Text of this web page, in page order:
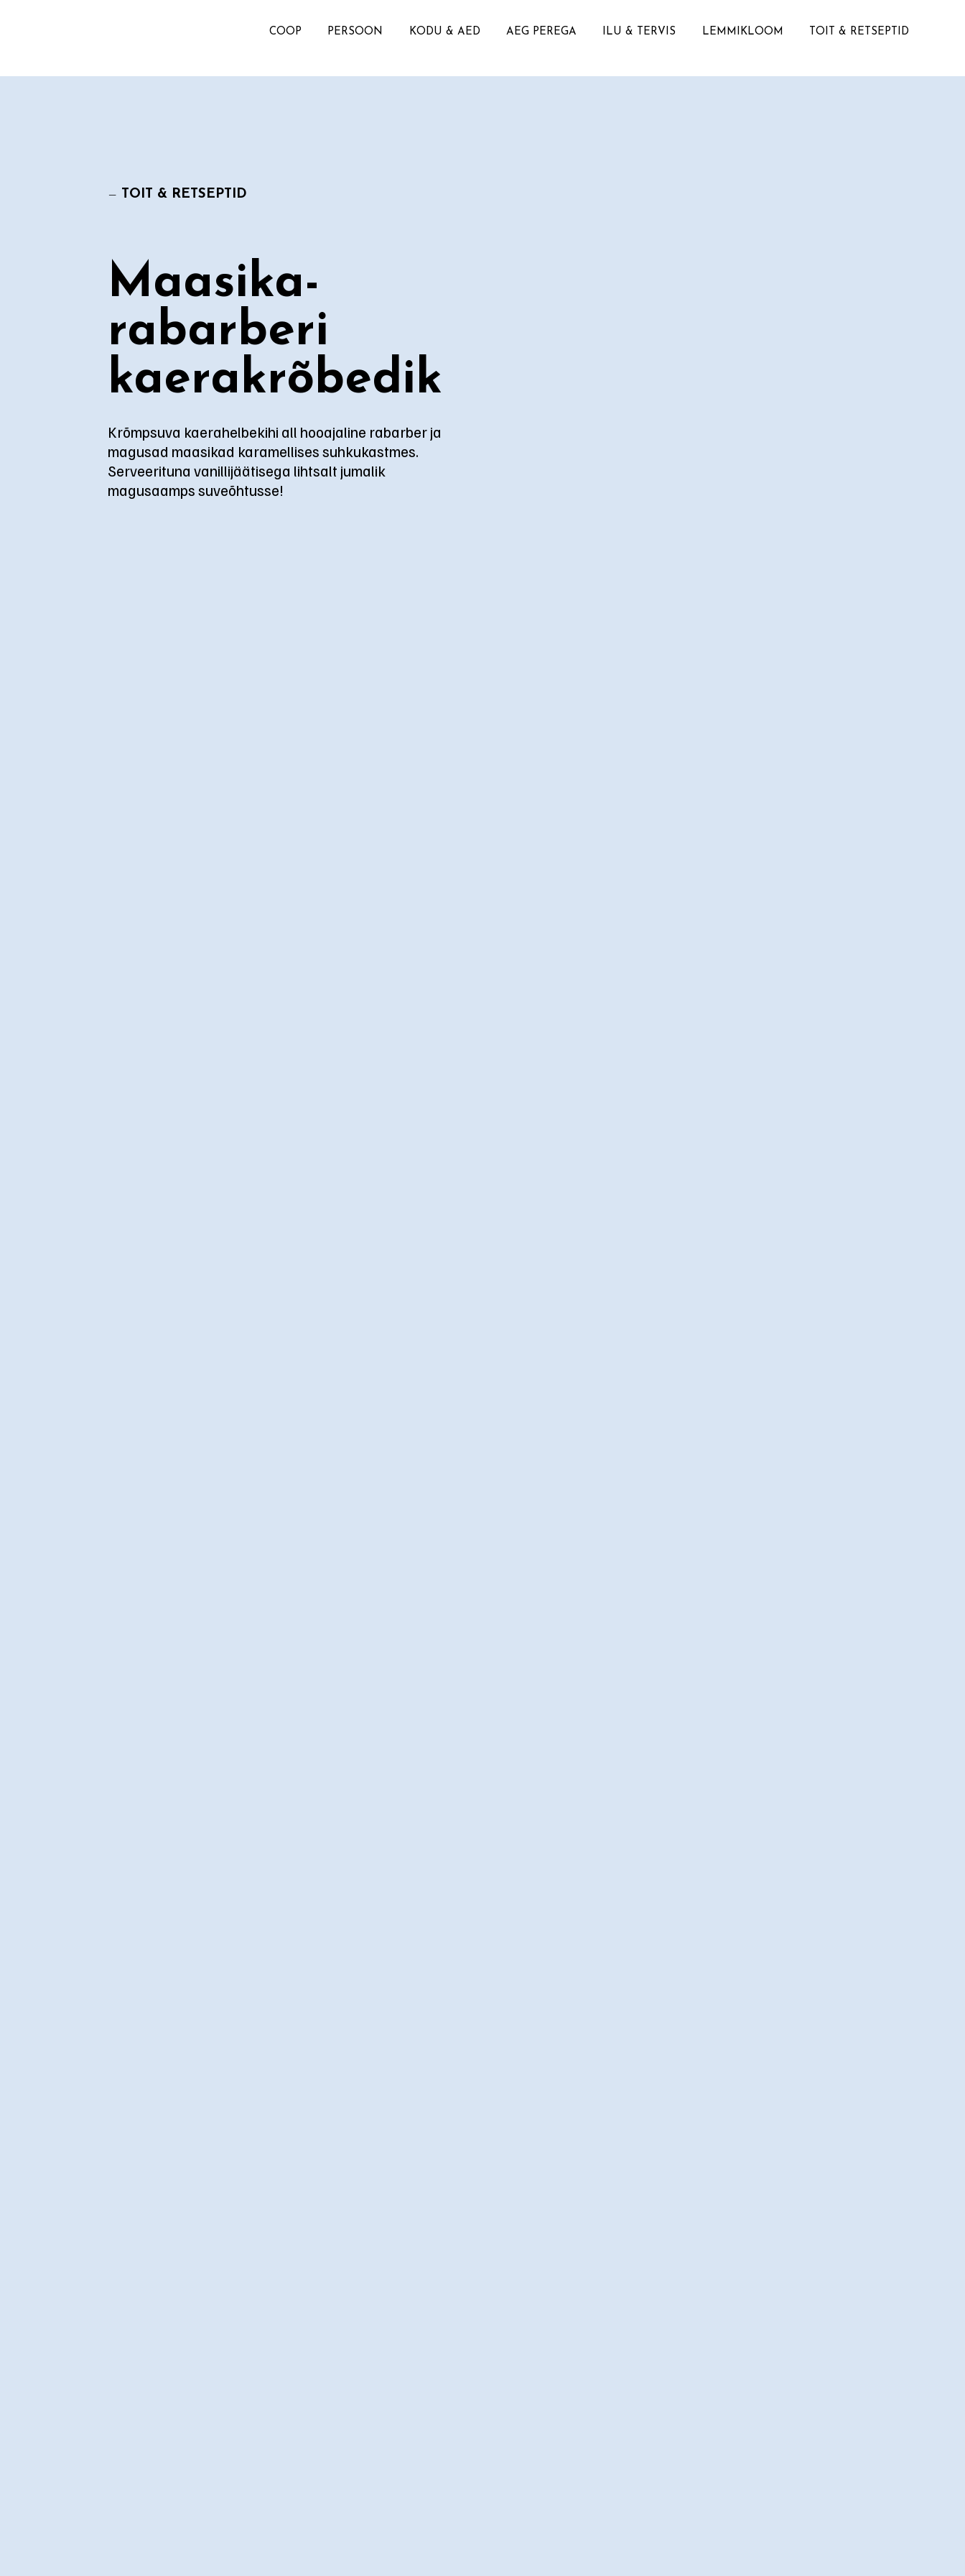
COOP PERSOON KODU & AED AEG PEREGA ILU & TERVIS LEMMIKLOOM TOIT & RETSEPTID
— TOIT & RETSEPTID
Maasika-
rabarberi
kaerakrõbedik
Krõmpsuva kaerahelbekihi all hooajaline rabarber ja
magusad maasikad karamellises suhkukastmes.
Serveerituna vanillijäätisega lihtsalt jumalik
magusaamps suveõhtusse!